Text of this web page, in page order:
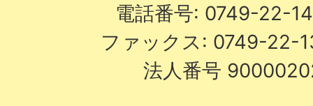
電話番号: 0749-22-
ファックス: 0749-22-
法人番号